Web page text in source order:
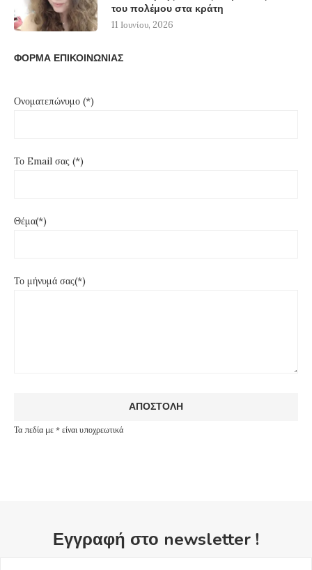
του πολέμου στα κράτη
11 Ιουνίου, 2026
ΦΟΡΜΑ ΕΠΙΚΟΙΝΩΝΙΑΣ
Ονοματεπώνυμο (*)
Το Email σας (*)
Θέμα(*)
Το μήνυμά σας(*)
Τα πεδία με * είναι υποχρεωτικά
Εγγραφή στο newsletter !